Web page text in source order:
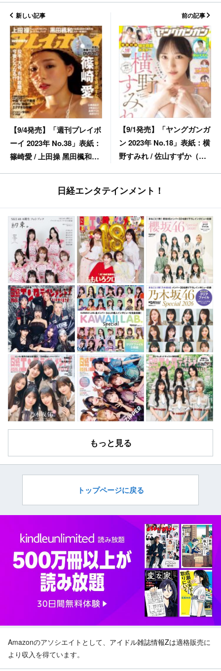
新しい記事
【9/4発売】「週刊プレイボ
ーイ 2023年 No.38」表紙：
篠崎愛 / 上田操 黑田楓和
前の記事
【9/1発売】「ヤングガンガ
ン 2023年 No.18」表紙：横
野すみれ / 佐山すずか（手
日経エンタテインメント！
もっと見る
トップページに戻る
Amazonのアソシエイトとして、 アイドル雑誌情報Zは適格販売に
より収入を得ています。